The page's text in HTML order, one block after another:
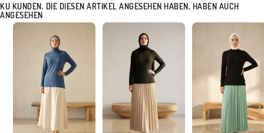
KU KUNDEN, DIE DIESEN ARTIKEL ANGESEHEN HABEN, HABEN AUCH
ANGESEHEN